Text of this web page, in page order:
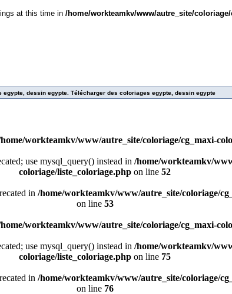
at this time in /home/workteamkv/www/autre_site/
egypte, dessin egypte. Télécharger des coloriages egypte, dessin egypte
workteamkv/www/autre_site/coloriage/cg_maxi-
use mysql_query() instead in /home/workteamkv/
coloriage/liste_coloriage.php on line 52
in /home/workteamkv/www/autre_site/coloriage/
on line 53
workteamkv/www/autre_site/coloriage/cg_maxi-
use mysql_query() instead in /home/workteamkv/
coloriage/liste_coloriage.php on line 75
in /home/workteamkv/www/autre_site/coloriage/
on line 76